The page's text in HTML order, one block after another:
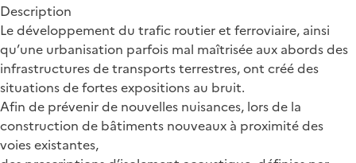
Description
Le développement du trafic routier et ferroviaire, ainsi
qu’une urbanisation parfois mal maîtrisée aux abords des
infrastructures de transports terrestres, ont créé des
situations de fortes expositions au bruit.
Afin de prévenir de nouvelles nuisances, lors de la
construction de bâtiments nouveaux à proximité des
voies existantes,